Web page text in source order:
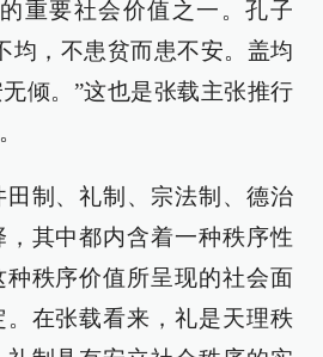
重要社会价值之一。孔子
均，不患贫而患不安。盖均
倾。”这也是张载主张推行
制、礼制、宗法制、德治
其中都内含着一种秩序性
秩序价值所呈现的社会面
在张载看来，礼是天理秩